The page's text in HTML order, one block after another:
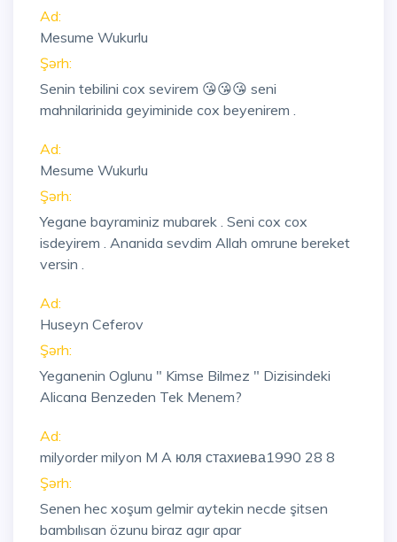
Ad:
Mesume Wukurlu
Şərh:
Senin tebilini cox sevirem 😘😘😘 seni
mahnilarinida geyiminide cox beyenirem .
Ad:
Mesume Wukurlu
Şərh:
Yegane bayraminiz mubarek . Seni cox cox
isdeyirem . Ananida sevdim Allah omrune bereket
versin .
Ad:
Huseyn Ceferov
Şərh:
Yeganenin Oglunu " Kimse Bilmez " Dizisindeki
Alicana Benzeden Tek Menem?
Ad:
milyorder milyon M A юля стахиева1990 28 8
Şərh:
Senen hec xoşum gelmir aytekin necde şitsen
bambılısan özunu biraz agır apar